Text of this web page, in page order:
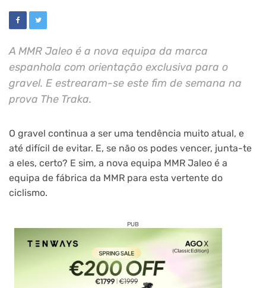
A MMR Jaleo é a nova equipa da marca
espanhola com orientação exclusiva para o
gravel. E estrearam-se este fim de semana na
prova The Traka.
O gravel continua a ser uma tendência muito atual, e
até difícil de evitar. E, se não os podes vencer, junta-te
a eles, certo? E sim, a nova equipa MMR Jaleo é a
equipa de fábrica da MMR para esta vertente do
ciclismo.
PUB